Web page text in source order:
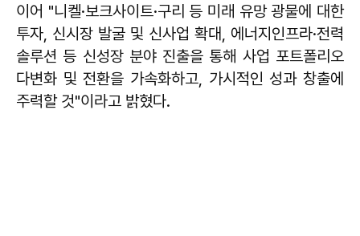
이어 "니켈·보크사이트·구리 등 미래 유망 광물에 대한
투자, 신시장 발굴 및 신사업 확대, 에너지인프라·전력
솔루션 등 신성장 분야 진출을 통해 사업 포트폴리오
다변화 및 전환을 가속화하고, 가시적인 성과 창출에
주력할 것"이라고 밝혔다.